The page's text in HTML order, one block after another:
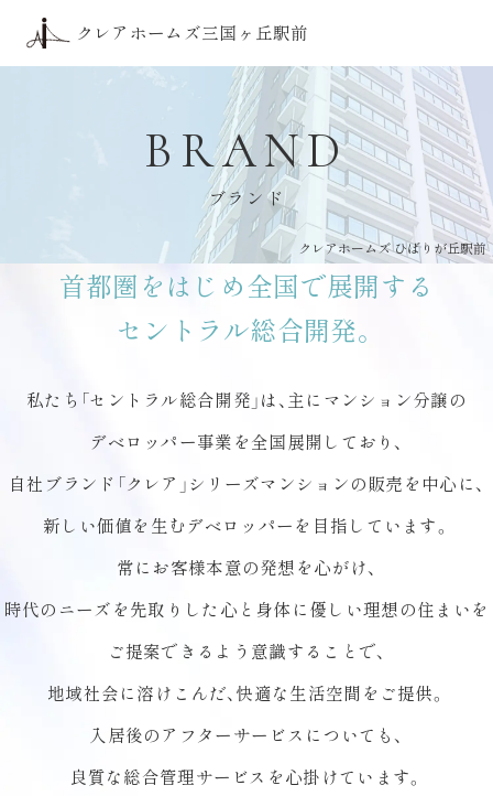
クレアホームズ三国ヶ丘駅前
トップ
三国ケ丘の価値
デザイン
ロケーション
ZEH-M・低炭素
ブランド
現地案内図
物件概要
物件エントリー者様限定サイトはこちら
来場予約 はこちら
BRAND
ブランド
クレアホームズ ひばりが丘駅前
首都圏をはじめ全国で展開する
セントラル総合開発。
私たち「セントラル総合開発」は、主にマンション分譲の
デベロッパー事業を全国展開しており、
自社ブランド「クレア」シリーズマンションの販売を中心に、
新しい価値を生むデベロッパーを目指しています。
常にお客様本意の発想を心がけ、
時代のニーズを先取りした心と身体に優しい理想の住まいを
ご提案できるよう意識することで、
地域社会に溶けこんだ、快適な生活空間をご提供。
入居後のアフターサービスについても、
良質な総合管理サービスを心掛けています。